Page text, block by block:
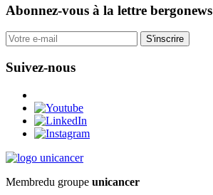
Abonnez-vous à la lettre bergonews
S'inscrire
Suivez-nous
Membredu groupe unicancer